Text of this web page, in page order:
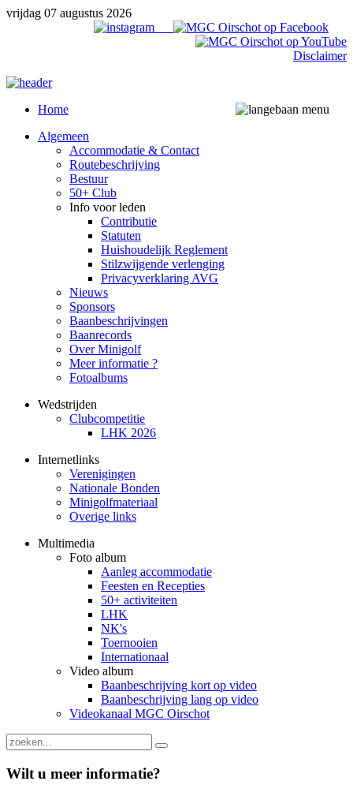
vrijdag 07 augustus 2026
Disclaimer
Home
Algemeen
Accommodatie & Contact
Routebeschrijving
Bestuur
50+ Club
Info voor leden
Contributie
Statuten
Huishoudelijk Reglement
Stilzwijgende verlenging
Privacyverklaring AVG
Nieuws
Sponsors
Baanbeschrijvingen
Baanrecords
Over Minigolf
Meer informatie ?
Fotoalbums
Wedstrijden
Clubcompetitie
LHK 2026
Internetlinks
Verenigingen
Nationale Bonden
Minigolfmateriaal
Overige links
Multimedia
Foto album
Aanleg accommodatie
Feesten en Recepties
50+ activiteiten
LHK
NK's
Toernooien
Internationaal
Video album
Baanbeschrijving kort op video
Baanbeschrijving lang op video
Videokanaal MGC Oirschot
Wilt u meer informatie?